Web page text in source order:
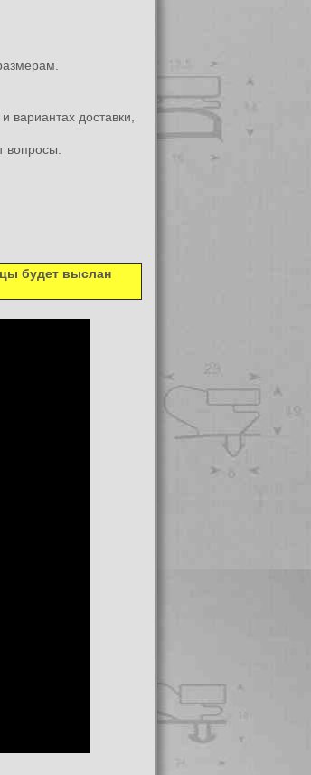
вариантах доставки,
вопросы.
будет выслан